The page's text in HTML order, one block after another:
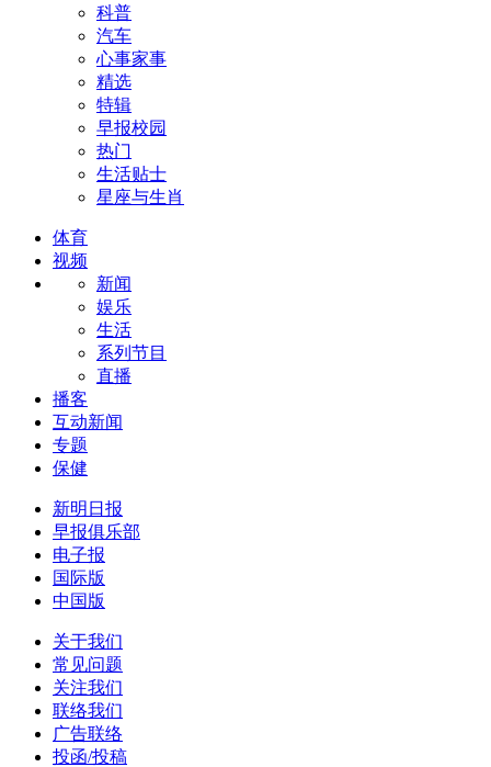
科普
汽车
心事家事
精选
特辑
早报校园
热门
生活贴士
星座与生肖
体育
视频
新闻
娱乐
生活
系列节目
直播
播客
互动新闻
专题
保健
新明日报
早报俱乐部
电子报
国际版
中国版
关于我们
常见问题
关注我们
联络我们
广告联络
投函/投稿